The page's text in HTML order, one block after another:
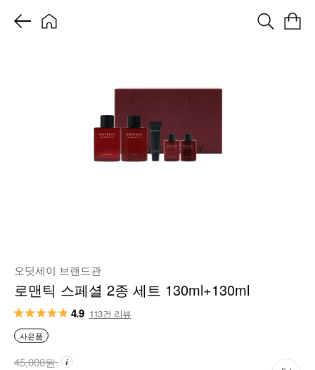
오딧세이 브랜드관
로맨틱 스페셜 2종 세트 130ml+130ml
4.9 113건 리뷰
사은품
45,000원